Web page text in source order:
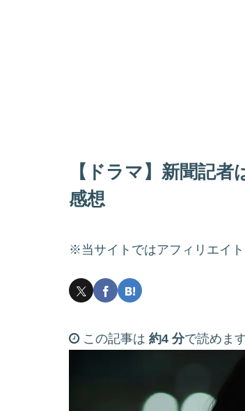
【ドラマ】新聞記
感想
※当サイトではアフィリエイ
この記事は 約4 分で読めます